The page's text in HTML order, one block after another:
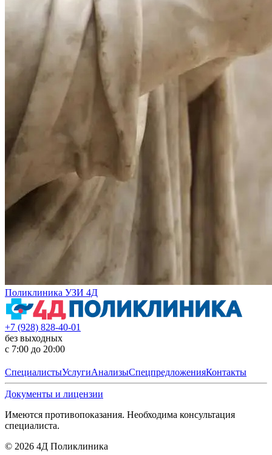
Поликлиника УЗИ 4Д
+7 (928) 828-40-01
без выходных
с 7:00 до 20:00
СпециалистыУслугиАнализыСпецпредложенияКонтакты
Документы и лицензии
Имеются противопоказания. Необходима консультация
специалиста.
© 2026 4Д Поликлиника